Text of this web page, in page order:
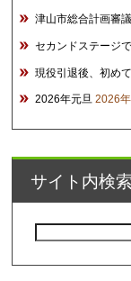
津山市総合計画審
セカンドステージ
現役引退後、初め
2026年元旦 2026
サイト内検索